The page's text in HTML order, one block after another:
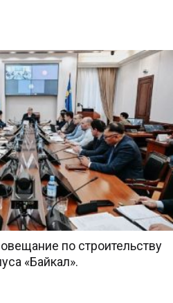
по строительству
«Байкал».